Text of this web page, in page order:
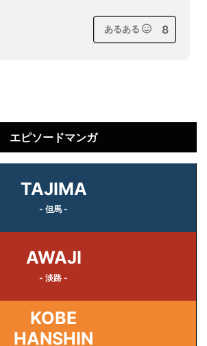
あるある 8
エピソードマンガ
TAJIMA
- 但馬 -
AWAJI
- 淡路 -
KOBE
HANSHIN